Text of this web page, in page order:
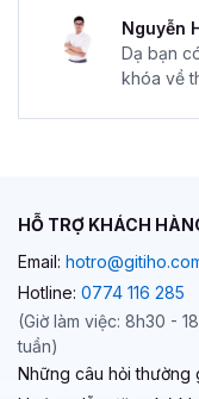
Nguyễn
Dạ bạn
khóa về
HỖ TRỢ KHÁCH
Email:
Hotline: 0774 116 285
(Giờ làm việc: 8h30 -
tuần)
Những câu hỏi thường